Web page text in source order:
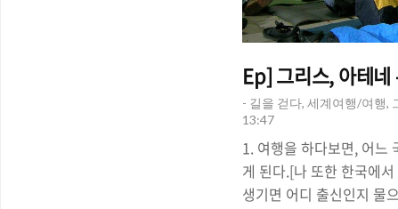
- 길을 걷다, 세계여행/여행,
13:47
1. 여행을 하다보면, 어느
게 된다.[나 또한 한국에
생기면 어디 출신인지 물